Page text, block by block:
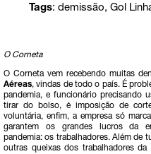
Tags: demissão, Gol
O Corneta
O Corneta vem recebendo muitas
Aéreas, vindas de todo o país. É
pandemia, e funcionário precisando
tirar do bolso, é imposição de
voluntária, enfim, a empresa só
garantem os grandes lucros da
pandemia: os trabalhadores. Além de
outras queixas dos trabalhadores